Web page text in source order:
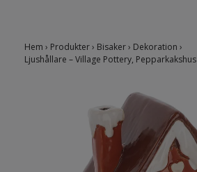
Hem › Produkter› Bisaker› Dekoration ›
Ljushållare – Village Pottery, Pepparkakshus